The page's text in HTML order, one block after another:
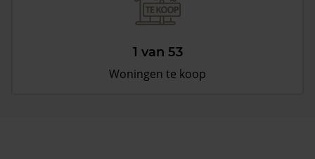
1 van 53
Woningen te koop